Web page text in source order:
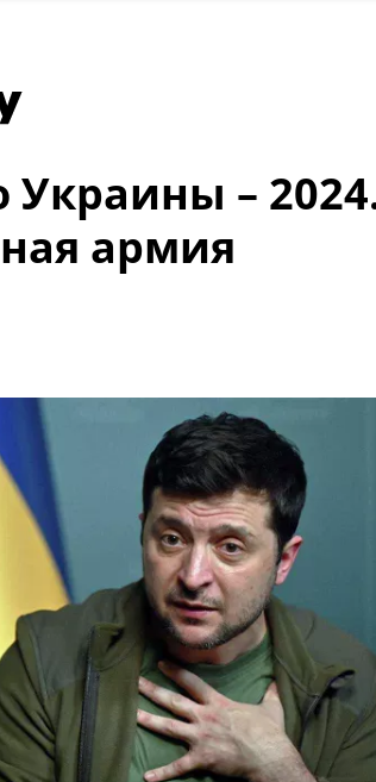
Украины –
армия